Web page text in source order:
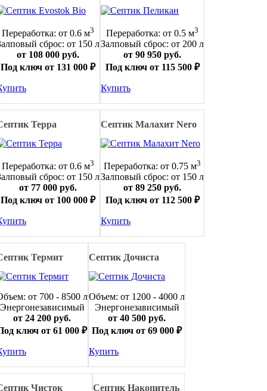
Переработка: от 0.6 м3
сброс: от 150 л
от 108 000 руб.
Под ключ от 131 000 ₽
Переработка: от 0.5 м3
Залповый сброс: от 200 л
от 90 950 руб.
Под ключ от 115 500 ₽
Купить
Терра
Переработка: от 0.6 м3
сброс: от 150 л
от 77 000 руб.
Под ключ от 100 000 ₽
Септик Малахит Nero
Переработка: от 0.75 м3
Залповый сброс: от 150 л
от 89 250 руб.
Под ключ от 112 500 ₽
Купить
Термит
от 700 - 8500 л
Энергонезависимый
от 24 200 руб.
ключ от 61 000 ₽
Септик Дочиста
Объем: от 1200 - 4000 л
Энергонезависимый
от 40 500 руб.
Под ключ от 69 000 ₽
Купить
Чисток Септик Накопитель